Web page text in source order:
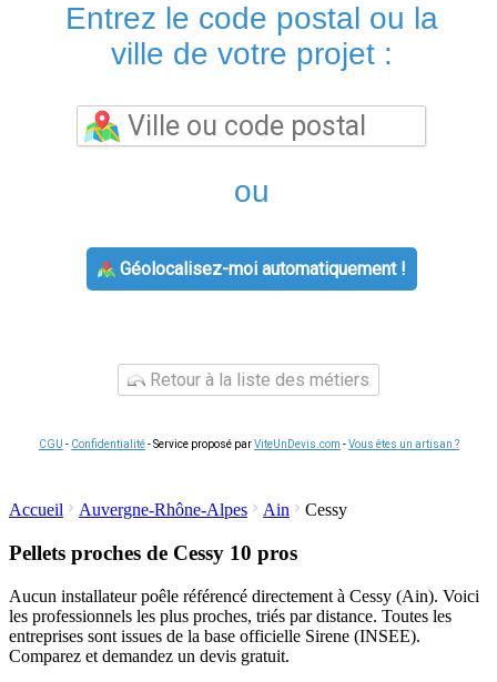
Entrez le code postal ou la
ville de votre projet :
ou
Géolocalisez-moi automatiquement !
Retour à la liste des métiers
CGU - Confidentialité- Service proposé parViteUnDevis.com -Vous êtes un artisan ?
Accueil Auvergne-Rhône-Alpes Ain Cessy
Pellets proches de Cessy 10 pros
Aucun installateur poêle référencé directement à Cessy (Ain). Voici
les professionnels les plus proches, triés par distance. Toutes les
entreprises sont issues de la base officielle Sirene (INSEE).
Comparez et demandez un devis gratuit.